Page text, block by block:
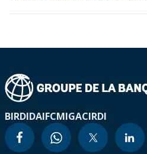
BIRDIDAIFCMIGACIRDI